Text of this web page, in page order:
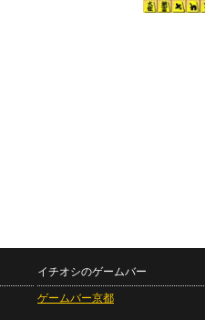
イチオシのゲームバー
ゲームバー京都